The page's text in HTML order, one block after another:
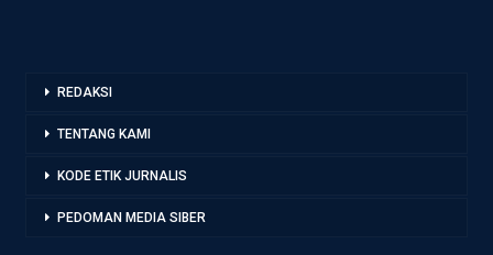
REDAKSI
TENTANG KAMI
KODE ETIK JURNALIS
PEDOMAN MEDIA SIBER